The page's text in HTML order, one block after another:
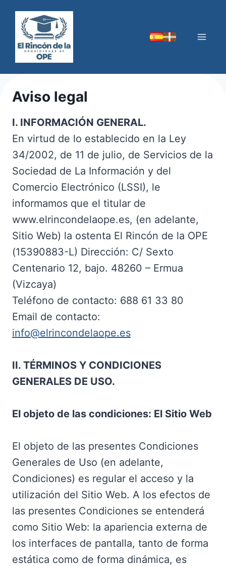
contenido
Aviso legal
I. INFORMACIÓN GENERAL.
En virtud de lo establecido en la Ley
34/2002, de 11 de julio, de Servicios de la
Sociedad de La Información y del
Comercio Electrónico (LSSI), le
informamos que el titular de
www.elrincondelaope.es, (en adelante,
Sitio Web) la ostenta El Rincón de la OPE
(15390883-L) Dirección: C/ Sexto
Centenario 12, bajo. 48260 – Ermua
(Vizcaya)
Teléfono de contacto: 688 61 33 80
Email de contacto:
info@elrincondelaope.es
II. TÉRMINOS Y CONDICIONES
GENERALES DE USO.
El objeto de las condiciones: El Sitio Web
El objeto de las presentes Condiciones
Generales de Uso (en adelante,
Condiciones) es regular el acceso y la
utilización del Sitio Web. A los efectos de
las presentes Condiciones se entenderá
como Sitio Web: la apariencia externa de
los interfaces de pantalla, tanto de forma
estática como de forma dinámica, es